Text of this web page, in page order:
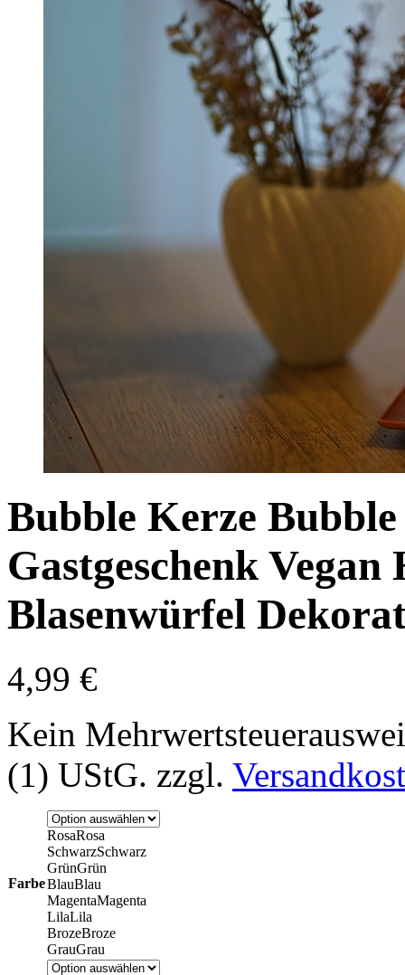
Bubble Kerze
Gastgeschenk Vegan
Blasenwürfel
4,99 €
Kein
(1) UStG. zzgl.
Farbe
RosaRosa
SchwarzSchwarz
GrünGrün
BlauBlau
MagentaMagenta
LilaLila
BrozeBroze
GrauGrau